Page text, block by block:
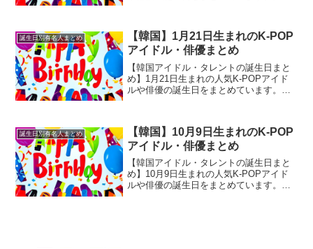
誕生日別有名人まとめ
【韓国】1月21日生まれのK-POP
アイドル・俳優まとめ
【韓国アイドル・タレントの誕生日まと
め】1月21日生まれの人気K-POPアイド
ルや俳優の誕生日をまとめています。性
誕生日別有名人まとめ
【韓国】10月9日生まれのK-POP
アイドル・俳優まとめ
【韓国アイドル・タレントの誕生日まと
め】10月9日生まれの人気K-POPアイド
ルや俳優の誕生日をまとめています。性